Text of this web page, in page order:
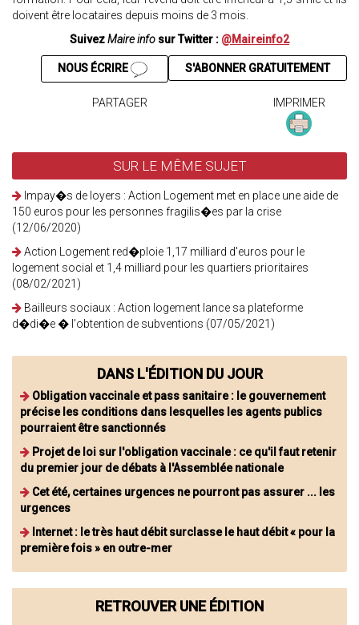
doivent être locataires depuis moins de 3 mois.
SuivezMaire info sur Twitter : @Maireinfo2
S'ABONNER GRATUITEMENT
NOUS ÉCRIRE
PARTAGER IMPRIMER
SUR LE MÊME SUJET
Impay�s de loyers : Action Logement met en place une aide de
150 euros pour les personnes fragilis�es par la crise
(12/06/2020)
Action Logement red�ploie 1,17 milliard d'euros pour le
logement social et 1,4 milliard pour les quartiers prioritaires
(08/02/2021)
Bailleurs sociaux : Action logement lance sa plateforme
d�di�e � l'obtention de subventions (07/05/2021)
DANS L'ÉDITION DU JOUR
Obligation vaccinale et pass sanitaire : le gouvernement
précise les conditions dans lesquelles les agents publics
pourraient être sanctionnés
Projet de loi sur l'obligation vaccinale : ce qu'il faut retenir
du premier jour de débats à l'Assemblée nationale
Cet été, certaines urgences ne pourront pas assurer ... les
urgences
Internet : le très haut débit surclasse le haut débit « pour la
première fois » en outre-mer
RETROUVER UNE ÉDITION